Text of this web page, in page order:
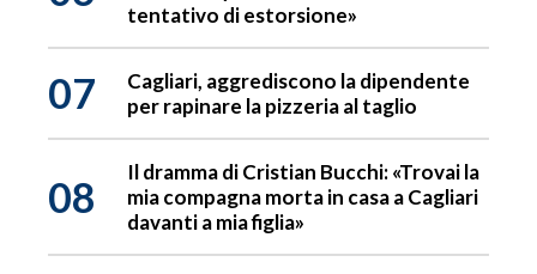
tentativo di estorsione»
07
Cagliari, aggrediscono la dipendente
per rapinare la pizzeria al taglio
08
Il dramma di Cristian Bucchi: «Trovai la
mia compagna morta in casa a Cagliari
davanti a mia figlia»